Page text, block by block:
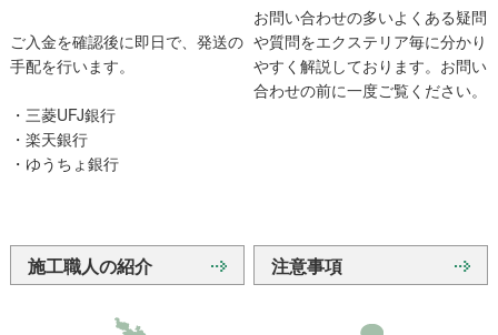
ご入金を確認後に即日で、発送の
手配を行います。
・三菱UFJ銀行
・楽天銀行
・ゆうちょ銀行
お問い合わせの多いよくある疑問
や質問をエクステリア毎に分かり
やすく解説しております。お問い
合わせの前に一度ご覧ください。
施工職人の紹介 注意事項